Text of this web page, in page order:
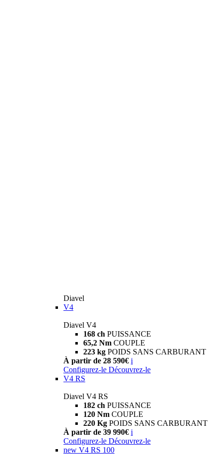
Diavel
V4
Diavel V4
168 ch PUISSANCE
65,2 Nm COUPLE
223 kg POIDS SANS CARBURANT
À partir de 28 590€ i
Configurez-le Découvrez-le
V4 RS
Diavel V4 RS
182 ch PUISSANCE
120 Nm COUPLE
220 Kg POIDS SANS CARBURANT
À partir de 39 990€ i
Configurez-le Découvrez-le
new V4 RS 100